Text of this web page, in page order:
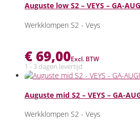
Auguste low S2 – VEYS – GA-
Werkklompen S2 - Veys
€ 69,00Excl. BTW
1 - 3 dagen levertijd
Auguste mid S2 – VEYS – GA-
Werkklompen S2 - Veys